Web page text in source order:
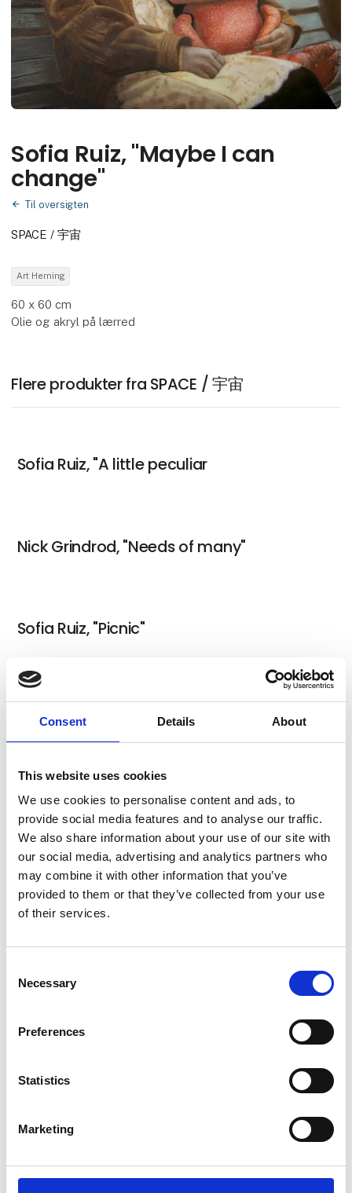
Consent Details About
This website uses cookies
We use cookies to personalise content and ads, to
provide social media features and to analyse our traffic.
We also share information about your use of our site with
our social media, advertising and analytics partners who
may combine it with other information that you’ve
provided to them or that they’ve collected from your use
of their services.
Selection
Necessary
Preferences
Statistics
Marketing
Sofia Ruiz, "Maybe I can
change"
Til oversigten
SPACE / 宇宙
Art Herning
60 x 60 cm
Olie og akryl på lærred
Flere produkter fra SPACE / 宇宙
Sofia Ruiz, "A little peculiar
Nick Grindrod, "Needs of many"
Sofia Ruiz, "Picnic"
Nick Grindrod, "Overflow"
Sofia Ruiz, "Adaptation"